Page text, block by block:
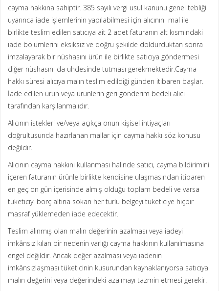
cayma hakkına sahiptir. 385 sayılı vergi usul kanunu genel tebliği
uyarınca iade işlemlerinin yapılabilmesi için alıcının mal ile
birlikte teslim edilen satıcıya ait 2 adet faturanın alt kısmındaki
iade bölümlerini eksiksiz ve doğru şekilde doldurduktan sonra
imzalayarak bir nüshasını ürün ile birlikte satıcıya göndermesi
diğer nüshasını da uhdesinde tutması gerekmektedir.Cayma
hakkı süresi alıcıya malın teslim edildiği günden itibaren başlar.
İade edilen ürün veya ürünlerin geri gönderim bedeli alıcı
tarafından karşılanmalıdır.
Alıcının istekleri ve/veya açıkça onun kişisel ihtiyaçları
doğrultusunda hazırlanan mallar için cayma hakkı söz konusu
değildir.
Alıcının cayma hakkını kullanması halinde satıcı, cayma bildirimini
içeren faturanın ürünle birlikte kendisine ulaşmasından itibaren
en geç on gün içerisinde almış olduğu toplam bedeli ve varsa
tüketiciyi borç altına sokan her türlü belgeyi tüketiciye hiçbir
masraf yüklemeden iade edecektir.
Teslim alınmış olan malın değerinin azalması veya iadeyi
imkânsız kılan bir nedenin varlığı cayma hakkının kullanılmasına
engel değildir. Ancak değer azalması veya iadenin
imkânsızlaşması tüketicinin kusurundan kaynaklanıyorsa satıcıya
malın değerini veya değerindeki azalmayı tazmin etmesi gerekir.